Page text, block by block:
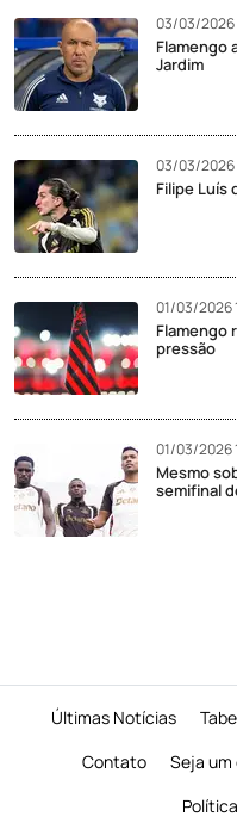
03/03/2026
Flamengo
Jardim
03/03/2026
Filipe Luís
01/03/2026
Flamengo
pressão
01/03/2026
Mesmo
semifinal
Últimas Notícias
Contato
Seja